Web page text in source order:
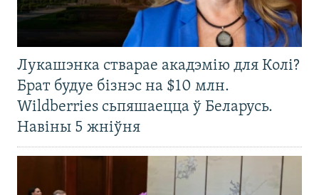
Лукашэнка стварае акадэмію для Колі?
Брат будуе бізнэс на $10 млн.
Wildberries сьпяшаецца ў Беларусь.
Навіны 5 жніўня